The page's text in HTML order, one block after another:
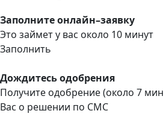
Заполните онлайн–заявку
Это займет у вас около 10 минут
Заполнить
Дождитесь одобрения
Получите одобрение (около 7
Вас о решении по СМС